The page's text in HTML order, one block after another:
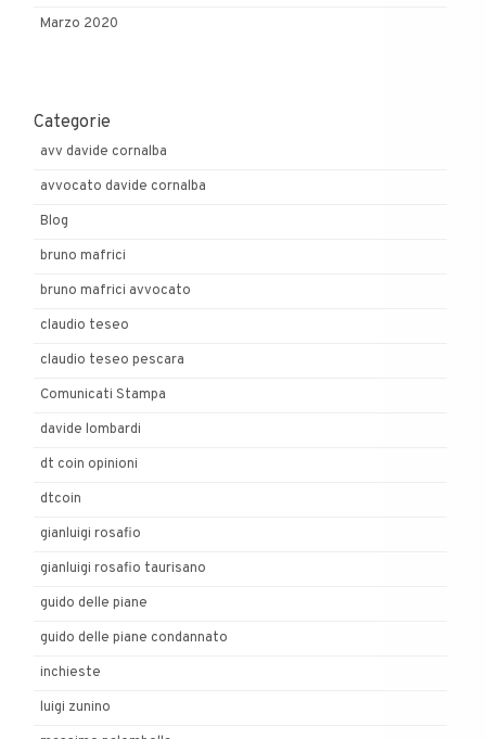
Marzo 2020
Categorie
avv davide cornalba
avvocato davide cornalba
Blog
bruno mafrici
bruno mafrici avvocato
claudio teseo
claudio teseo pescara
Comunicati Stampa
davide lombardi
dt coin opinioni
dtcoin
gianluigi rosafio
gianluigi rosafio taurisano
guido delle piane
guido delle piane condannato
inchieste
luigi zunino